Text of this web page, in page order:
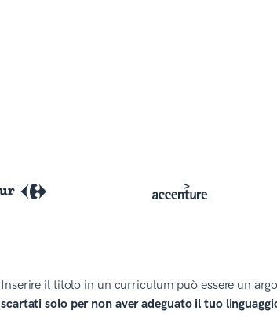
Inserire il titolo in un curriculum può essere un
scartati solo per non aver adeguato il tuo